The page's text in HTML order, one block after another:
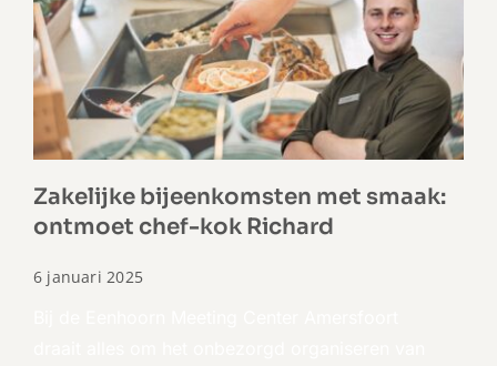
Zakelijke bijeenkomsten met smaak:
ontmoet chef-kok Richard
6 januari 2025